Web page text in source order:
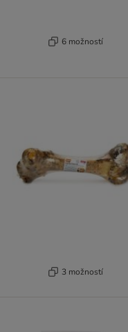
6 možností
3 možností